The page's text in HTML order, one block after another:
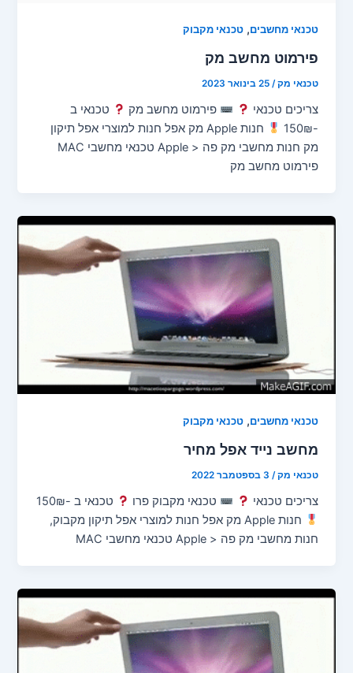
טכנאי מחשבים,טכנאי מקבוק
פירמוט מחשב מק
טכנאי מק/25 בינואר 2023
צריכים טכנאי פירמוט מחשב מק
טכנאי ב
-150₪
חנות Apple מק אפל חנות למוצרי אפל תיקון
מק חנות מחשבי מק פה < Apple טכנאי מחשבי MAC
פירמוט מחשב מק
טכנאי מחשבים,טכנאי מקבוק
מחשב נייד אפל מחיר
טכנאי מק/ 3 בספטמבר 2022
צריכים טכנאי טכנאי מקבוק פרו
טכנאי ב -150₪
חנות Apple מק אפל חנות למוצרי אפל תיקון מקבוק,
חנות מחשבי מק פה < Apple טכנאי מחשבי MAC